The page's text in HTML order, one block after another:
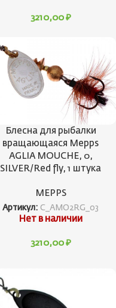
3210,00 ₽
Блесна для рыбалки
вращающаяся Mepps
AGLIA MOUCHE, 0,
SILVER/Red fly, 1 штука
MEPPS
Артикул: C_AMO2RG_03
Нет в наличии
3210,00 ₽